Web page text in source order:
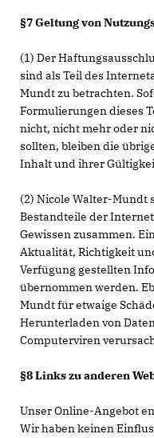
§7 Geltung von
(1) Der
sind als Teil des
Mundt zu betrachten.
Formulierungen dieses
nicht, nicht mehr oder
sollten, bleiben die
Inhalt und ihrer
(2) Nicole Walter-
Bestandteile der
Gewissen zusammen.
Aktualität, Richtigkeit
Verfügung gestellten
übernommen werden.
Mundt für etwaige
Herunterladen von
Computerviren
§8 Links zu anderen
Unser Online-Angebot
Wir haben keinen